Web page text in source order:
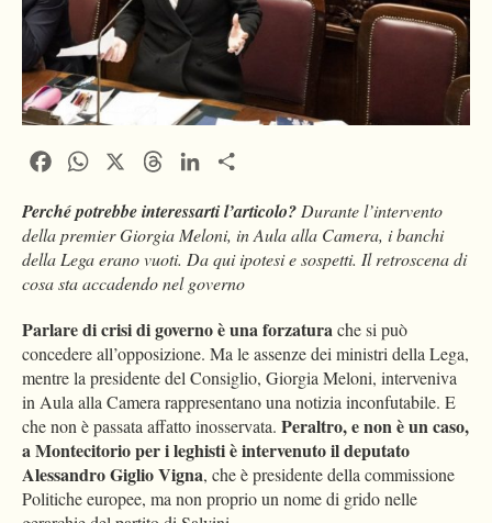
FacebookWhatsApp ThreadsLinkedIn
Perché potrebbe interessarti l’articolo?Durante l’intervento
della premier Giorgia Meloni, in Aula alla Camera, i banchi
della Lega erano vuoti. Da qui ipotesi e sospetti. Il retroscena di
cosa sta accadendo nel governo
Parlare di crisi di governo è una forzaturache si può
concedere all’opposizione. Ma le assenze dei ministri della Lega,
mentre la presidente del Consiglio, Giorgia Meloni, interveniva
in Aula alla Camera rappresentano una notizia inconfutabile. E
che non è passata affatto inosservata. Peraltro, e non è un caso,
a Montecitorio per i leghisti è intervenuto il deputato
Alessandro Giglio Vigna, che è presidente della commissione
Politiche europee, ma non proprio un nome di grido nelle